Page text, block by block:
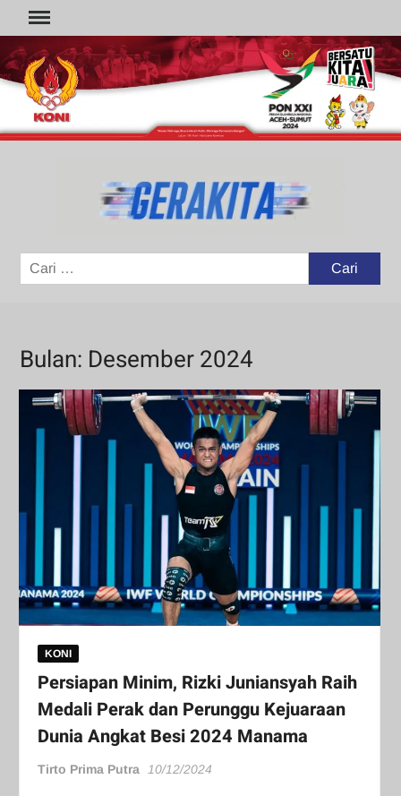
to
content
Olahraga
Cari
untuk:
Bulan: Desember 2024
KONI
Persiapan Minim, Rizki Juniansyah Raih
Medali Perak dan Perunggu Kejuaraan
Dunia Angkat Besi 2024 Manama
Tirto Prima Putra 10/12/2024